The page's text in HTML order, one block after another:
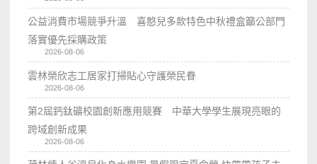
公益消費市場競爭升溫 喜憨兒多款特色中秋禮盒籲公部門
落實優先採購政策
2026-08-06
雲林榮欣志工居家打掃貼心守護榮民眷
2026-08-06
第2屆鈣鈦礦校園創新應用競賽 中華大學學生展現亮眼的
跨域創新成果
2026-08-06